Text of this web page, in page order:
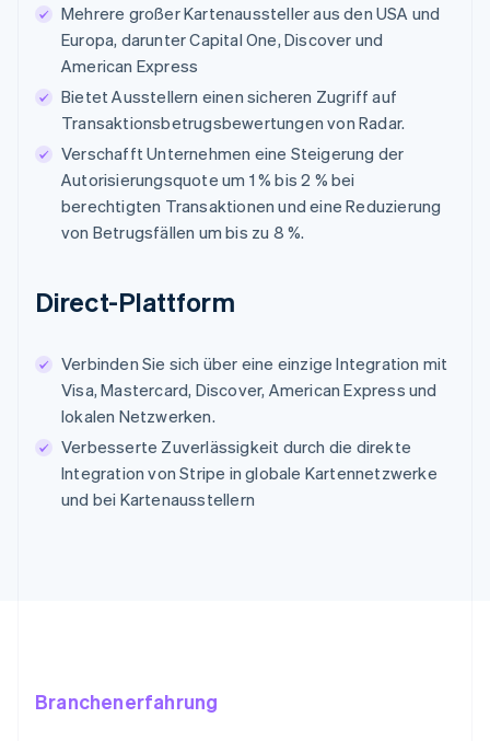
Mehrere großer Kartenaussteller aus den USA und
Europa, darunter Capital One, Discover und
American Express
Bietet Ausstellern einen sicheren Zugriff auf
Transaktionsbetrugsbewertungen von Radar.
Verschafft Unternehmen eine Steigerung der
Autorisierungsquote um 1 % bis 2 % bei
berechtigten Transaktionen und eine Reduzierung
von Betrugsfällen um bis zu 8 %.
Direct-Plattform
Verbinden Sie sich über eine einzige Integration mit
Visa, Mastercard, Discover, American Express und
lokalen Netzwerken.
Verbesserte Zuverlässigkeit durch die direkte
Integration von Stripe in globale Kartennetzwerke
und bei Kartenausstellern
Branchenerfahrung